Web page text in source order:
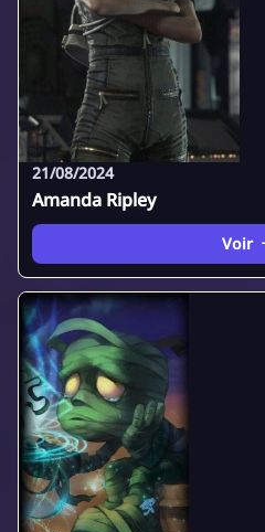
21/08/2024
Amanda Ripley
Voir